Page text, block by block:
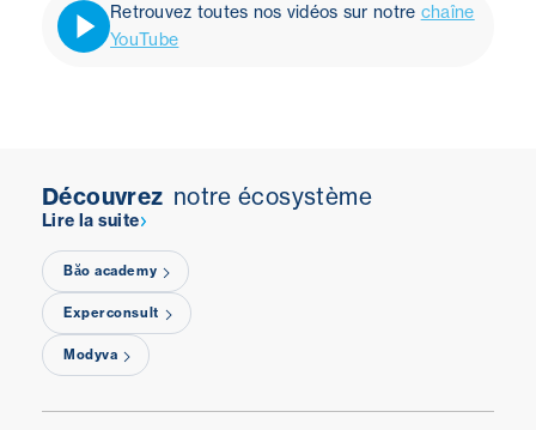
Retrouvez toutes nos vidéos sur notre chaîne
YouTube
Découvrez notre écosystème
Lire la suite
Băo academy
Experconsult
Modyva